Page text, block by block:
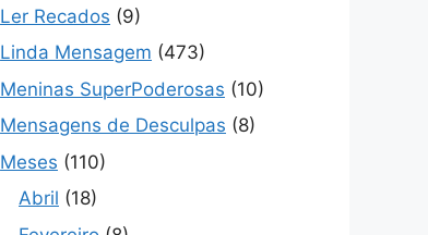
Ler Recados (9)
Linda Mensagem (473)
Meninas SuperPoderosas (10)
Mensagens de Desculpas (8)
Meses (110)
Abril (18)